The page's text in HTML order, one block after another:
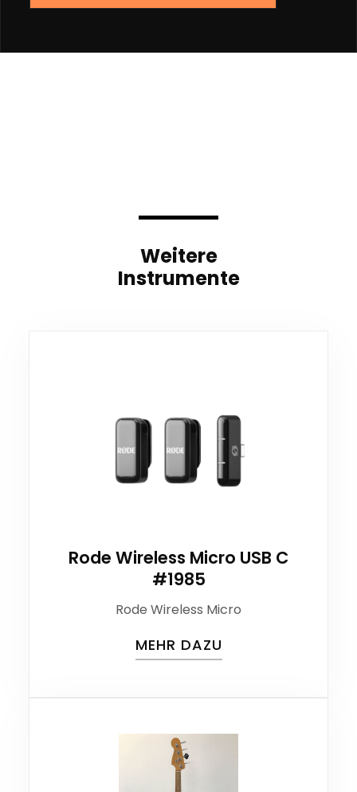
Weitere
Instrumente
Rode Wireless Micro USB C
#1985
Rode Wireless Micro
MEHR DAZU